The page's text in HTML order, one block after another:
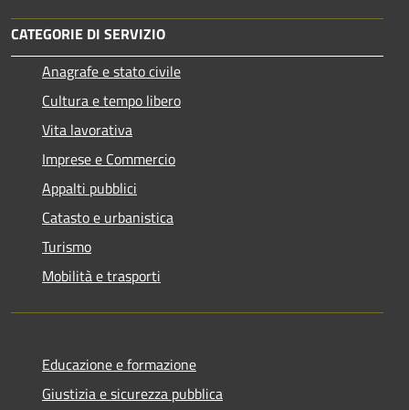
CATEGORIE DI SERVIZIO
Anagrafe e stato civile
Cultura e tempo libero
Vita lavorativa
Imprese e Commercio
Appalti pubblici
Catasto e urbanistica
Turismo
Mobilità e trasporti
Educazione e formazione
Giustizia e sicurezza pubblica